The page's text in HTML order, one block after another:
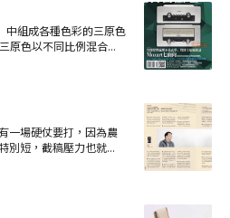
中組成各種色彩的三原色
原色以不同比例混合...
一場硬仗要打，因為農
別短，截稿壓力也就...